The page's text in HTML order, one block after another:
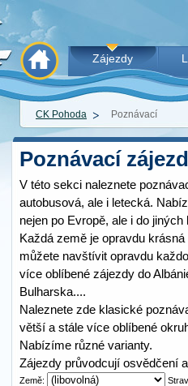
Zájezdy
CK Pohoda Poznávací
Poznávací
V této sekci naleznete
autobusová, ale i letecká.
nejen po Evropě, ale i do jiných
Každá země je opravdu
můžete navštívit opravdu
více oblíbené zájezdy do
Bulharska....
Naleznete zde klasické
větší a stále více oblíbené
Nabízíme různé varianty.
Zájezdy průvodcují osvědčení
Země: